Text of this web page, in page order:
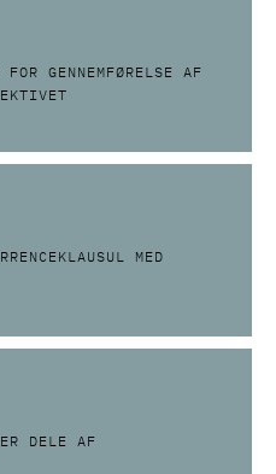
GENNEMFØRELSE AF
MED
DELE AF